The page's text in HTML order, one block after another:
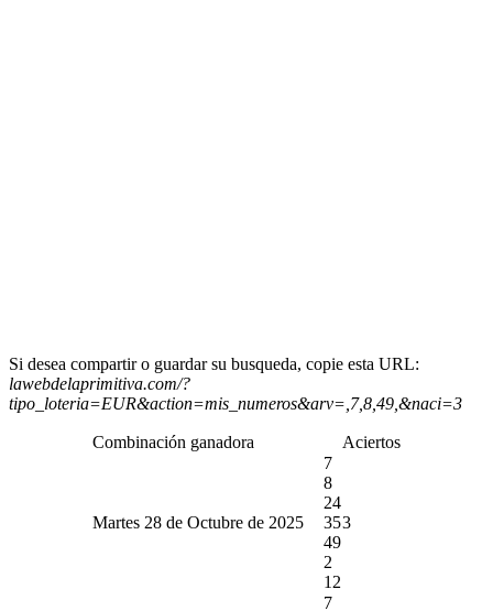
Si desea compartir o guardar su busqueda, copie esta URL:
lawebdelaprimitiva.com/?
tipo_loteria=EUR&action=mis_numeros&arv=,7,8,49,&naci=3
Combinación ganadora Aciertos
Martes 28 de Octubre de 2025
7
8
24
35
49
2
12
3
7